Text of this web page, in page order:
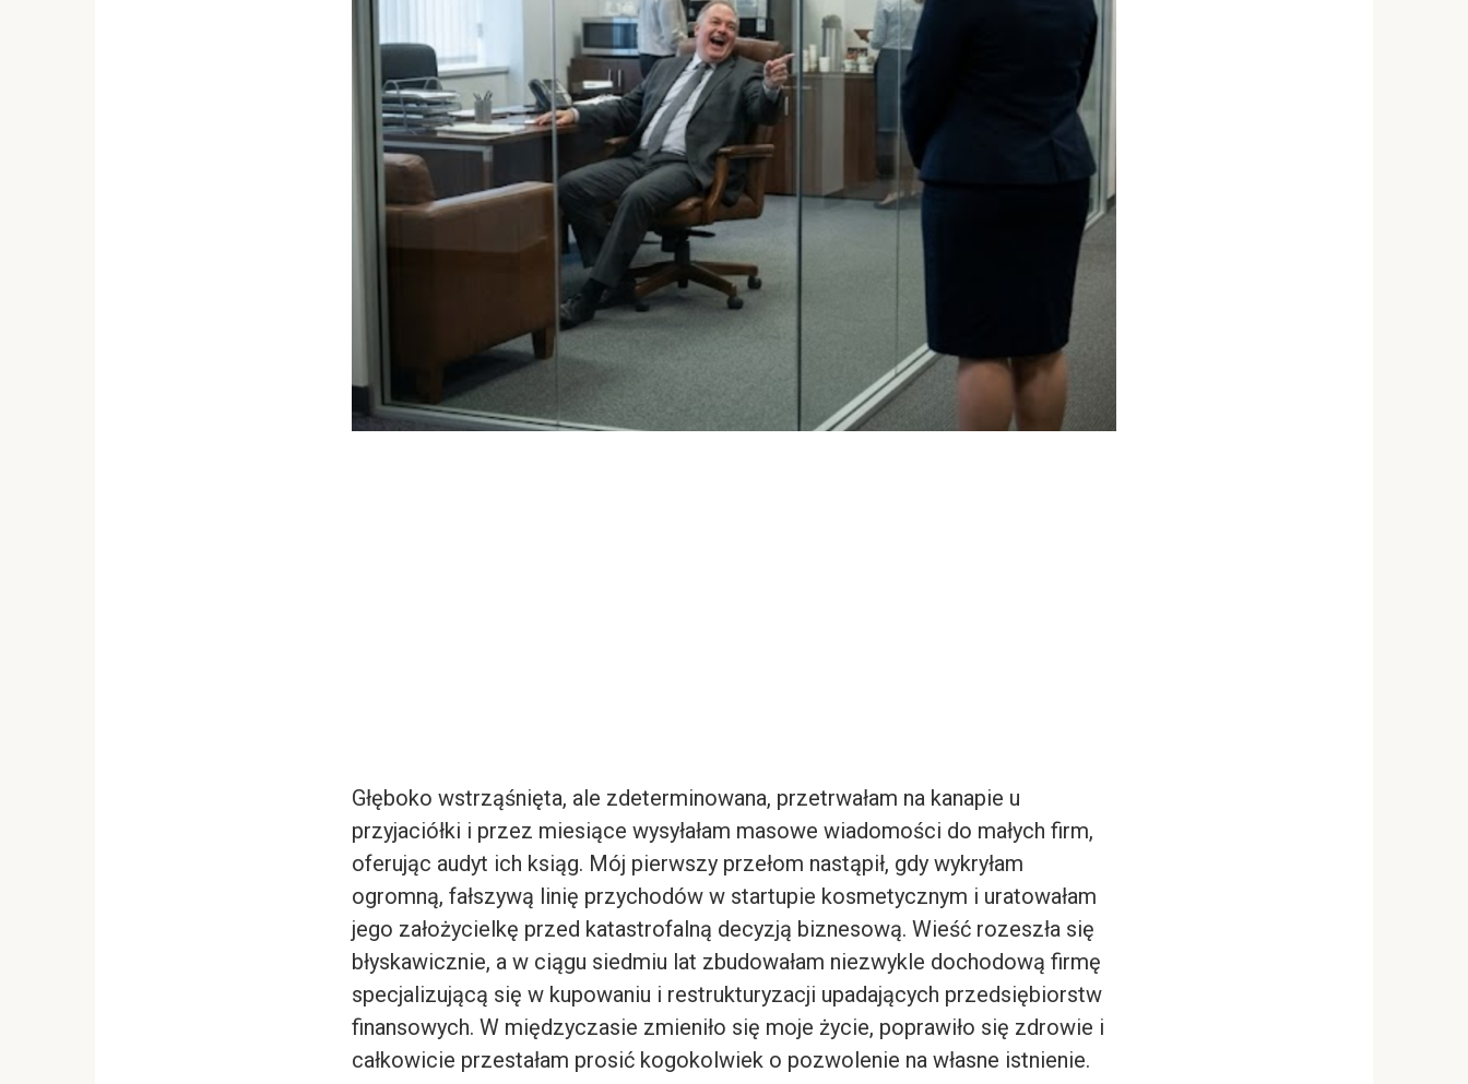
Głęboko wstrząśnięta, ale zdeterminowana, przetrwałam na kanapie u
przyjaciółki i przez miesiące wysyłałam masowe wiadomości do małych firm,
oferując audyt ich ksiąg. Mój pierwszy przełom nastąpił, gdy wykryłam
ogromną, fałszywą linię przychodów w startupie kosmetycznym i uratowałam
jego założycielkę przed katastrofalną decyzją biznesową. Wieść rozeszła się
błyskawicznie, a w ciągu siedmiu lat zbudowałam niezwykle dochodową firmę
specjalizującą się w kupowaniu i restrukturyzacji upadających przedsiębiorstw
finansowych. W międzyczasie zmieniło się moje życie, poprawiło się zdrowie i
całkowicie przestałam prosić kogokolwiek o pozwolenie na własne istnienie.